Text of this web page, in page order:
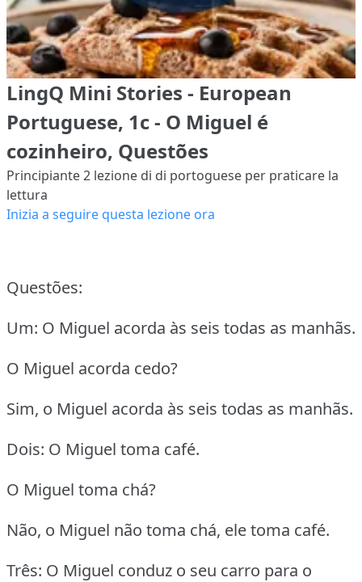
LingQ Mini Stories - European
Portuguese, 1c - O Miguel é
cozinheiro, Questões
Principiante 2 lezione di di portoguese per praticare la
lettura
Inizia a seguire questa lezione ora
Questões:
Um: O Miguel acorda às seis todas as manhãs.
O Miguel acorda cedo?
Sim, o Miguel acorda às seis todas as manhãs.
Dois: O Miguel toma café.
O Miguel toma chá?
Não, o Miguel não toma chá, ele toma café.
Três: O Miguel conduz o seu carro para o